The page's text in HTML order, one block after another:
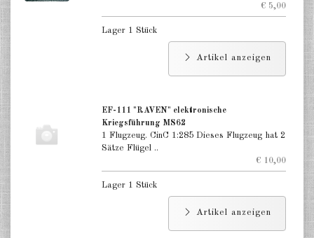
€ 5,00
Lager 1 Stück
Artikel anzeigen
EF-111 "RAVEN" elektronische
Kriegsführung MS62
1 Flugzeug. CinC 1:285 Dieses Flugzeug hat 2
Sätze Flügel ..
€ 10,00
Lager 1 Stück
Artikel anzeigen